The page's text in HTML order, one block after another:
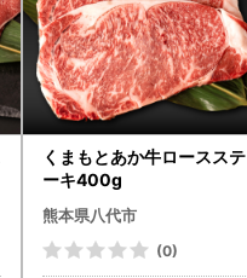
くまもとあか牛ロースステ
ーキ400g
熊本県八代市
(0)